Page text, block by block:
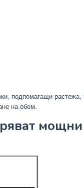
подпомагащи растежа,
на обем.
мощни